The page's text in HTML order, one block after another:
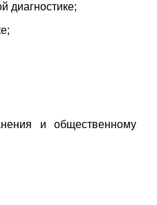
диагностике;
и общественному